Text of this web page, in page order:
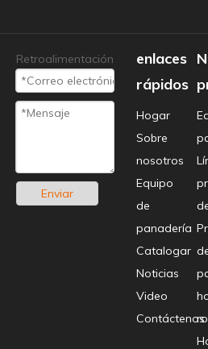
equipo de
para hornear pasteles para uso
Productos
Retroalimentación
Enviar
enlaces
rápidos
Hogar
Sobre
nosotros
Equipo
de
panadería
Catalogar
Noticias
Video
Contáctenos